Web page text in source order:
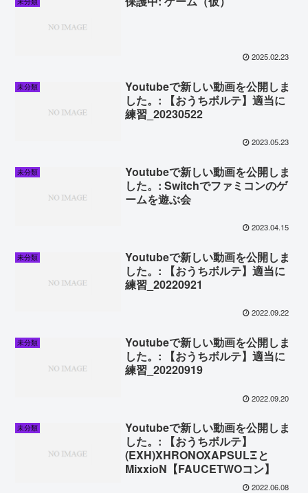
2025.02.23
未分類
Youtubeで新しい動画を公開しま
した。: 【おうちボルテ】適当に
練習_20230522
2023.05.23
未分類
Youtubeで新しい動画を公開しま
した。: Switchでファミコンのゲ
ームを遊ぶ会
2023.04.15
未分類
Youtubeで新しい動画を公開しま
した。: 【おうちボルテ】適当に
練習_20220921
2022.09.22
未分類
Youtubeで新しい動画を公開しま
した。: 【おうちボルテ】適当に
練習_20220919
2022.09.20
未分類
Youtubeで新しい動画を公開しま
した。: 【おうちボルテ】
(EXH)XHRONOXAPSULΞと
MixxioN【FAUCETWOコン】
2022.06.08